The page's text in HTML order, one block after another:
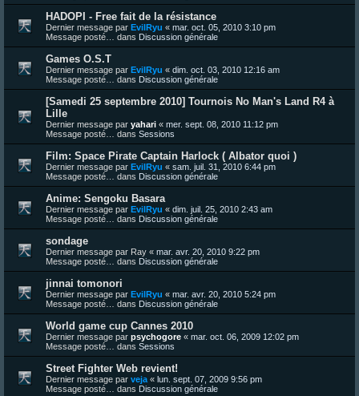
HADOPI - Free fait de la résistance
Dernier message par EvilRyu « mar. oct. 05, 2010 3:10 pm
Message posté… dans Discussion générale
Games O.S.T
Dernier message par EvilRyu « dim. oct. 03, 2010 12:16 am
Message posté… dans Discussion générale
[Samedi 25 septembre 2010] Tournois No Man's Land R4 à
Lille
Dernier message par yahari « mer. sept. 08, 2010 11:12 pm
Message posté… dans Sessions
Film: Space Pirate Captain Harlock ( Albator quoi )
Dernier message par EvilRyu « sam. juil. 31, 2010 6:44 pm
Message posté… dans Discussion générale
Anime: Sengoku Basara
Dernier message par EvilRyu « dim. juil. 25, 2010 2:43 am
Message posté… dans Discussion générale
sondage
Dernier message par Ray « mar. avr. 20, 2010 9:22 pm
Message posté… dans Discussion générale
jinnai tomonori
Dernier message par EvilRyu « mar. avr. 20, 2010 5:24 pm
Message posté… dans Discussion générale
World game cup Cannes 2010
Dernier message par psychogore « mar. oct. 06, 2009 12:02 pm
Message posté… dans Sessions
Street Fighter Web revient!
Dernier message par veja « lun. sept. 07, 2009 9:56 pm
Message posté… dans Discussion générale